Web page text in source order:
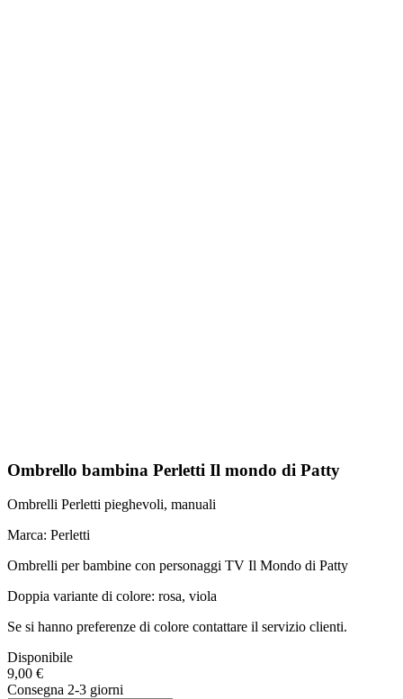
Ombrello bambina Perletti Il mondo di Patty
Ombrelli Perletti pieghevoli, manuali
Marca: Perletti
Ombrelli per bambine con personaggi TV Il Mondo di Patty
Doppia variante di colore: rosa, viola
Se si hanno preferenze di colore contattare il servizio clienti.
Disponibile
9,00 €
Consegna 2-3 giorni